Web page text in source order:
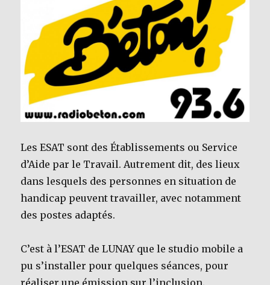
Les ESAT sont des Établissements ou Service
d’Aide par le Travail. Autrement dit, des lieux
dans lesquels des personnes en situation de
handicap peuvent travailler, avec notamment
des postes adaptés.
C’est à l’ESAT de LUNAY que le studio mobile a
pu s’installer pour quelques séances, pour